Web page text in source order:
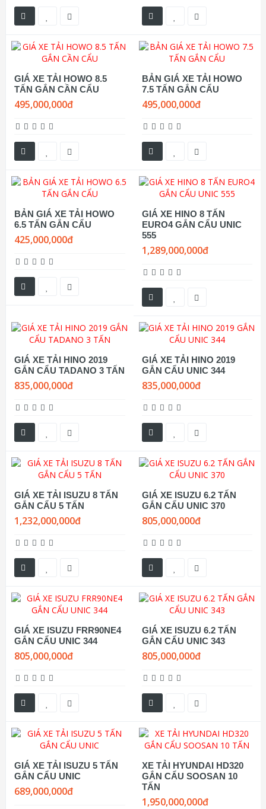
GIÁ XE TẢI HOWO 8.5
TẤN GẮN CẦN CẨU
495,000,000đ
BẢN GIÁ XE TẢI HOWO
7.5 TẤN GẮN CẨU
495,000,000đ
BẢN GIÁ XE TẢI HOWO
6.5 TẤN GẮN CẨU
425,000,000đ
GIÁ XE HINO 8 TẤN
EURO4 GẮN CẨU UNIC
555
1,289,000,000đ
GIÁ XE TẢI HINO 2019
GẮN CẨU TADANO 3 TẤN
835,000,000đ
GIÁ XE TẢI HINO 2019
GẮN CẨU UNIC 344
835,000,000đ
GIÁ XE TẢI ISUZU 8 TẤN
GẮN CẨU 5 TẤN
1,232,000,000đ
GIÁ XE ISUZU 6.2 TẤN
GẮN CẨU UNIC 370
805,000,000đ
GIÁ XE ISUZU FRR90NE4
GẮN CẨU UNIC 344
805,000,000đ
GIÁ XE ISUZU 6.2 TẤN
GẮN CẨU UNIC 343
805,000,000đ
GIÁ XE TẢI ISUZU 5 TẤN
GẮN CẨU UNIC
689,000,000đ
XE TẢI HYUNDAI HD320
GẮN CẨU SOOSAN 10
TẤN
1,950,000,000đ